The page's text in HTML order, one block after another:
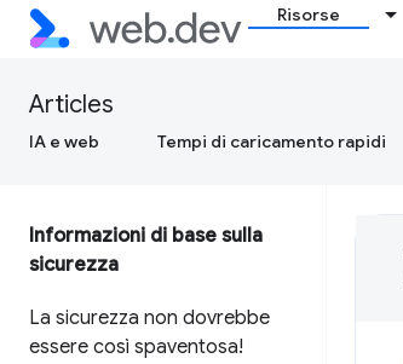
Risorse
Articles
IA e web Tempi di caricamento rapidi
Informazioni di base sulla
sicurezza
La sicurezza non dovrebbe
essere così spaventosa!